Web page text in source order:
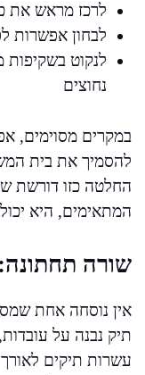
לרכז מראש את
לבחון אפשרות
לנקוט בשקיפות
נחוצים
במקרים מסוימים,
להסמיך את בית
החלטה כזו דורשת
המתאימים, היא
שורה תחתונה:
אין נוסחה אחת
תיק נבנה על עובדות,
עשרות תיקים